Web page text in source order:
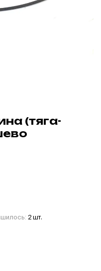
(тяга-
2 шт.